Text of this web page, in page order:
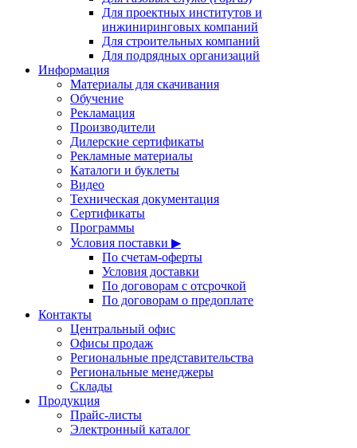
Для проектных институтов и
инжиниринговых компаний
Для строительных компаний
Для подрядных организаций
Информация
Материалы для скачивания
Обучение
Рекламация
Производители
Дилерские сертификаты
Рекламные материалы
Каталоги и буклеты
Видео
Техническая документация
Сертификаты
Программы
Условия поставки ▶
По счетам-оферты
Условия доставки
По договорам с отсрочкой
По договорам о предоплате
Контакты
Центральный офис
Офисы продаж
Региональные представительства
Региональные менеджеры
Склады
Продукция
Прайс-листы
Электронный каталог